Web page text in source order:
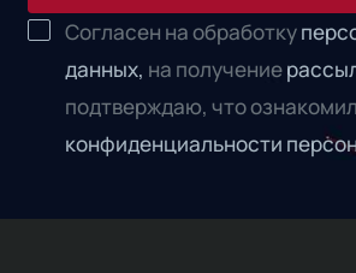
Согласен на обработку
данных, на получение
подтверждаю, что
конфиденциальности